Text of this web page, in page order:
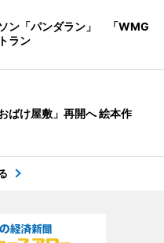
ン「パンダラン」 「WMG
ラン
ばけ屋敷」再開へ 絵本作